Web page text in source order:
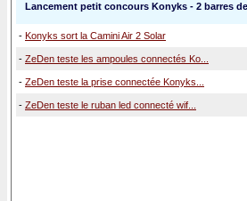
Lancement petit concours Konyks - 2 barres
- Konyks sort la Camini Air 2 Solar
- ZeDen teste les ampoules connectés Ko...
- ZeDen teste la prise connectée Konyks...
- ZeDen teste le ruban led connecté wif...